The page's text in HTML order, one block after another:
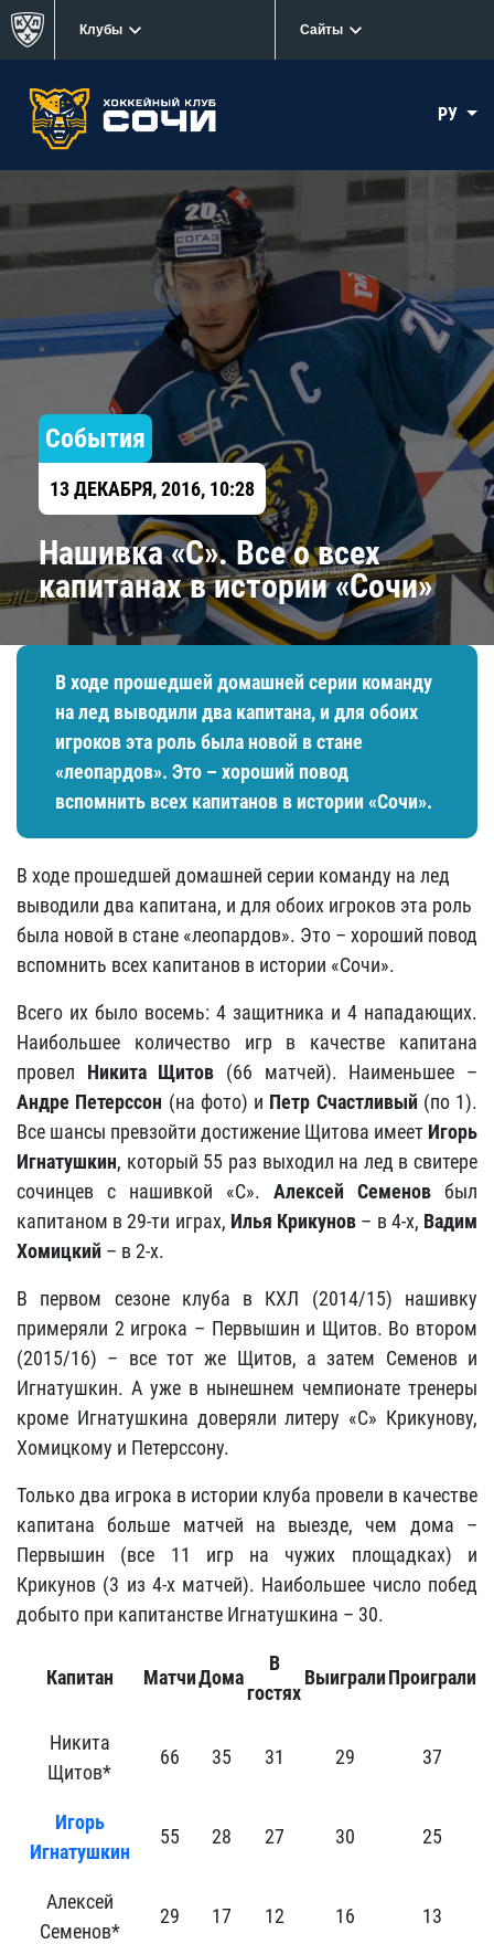
Клубы Сайты
РУ
События
13 ДЕКАБРЯ, 2016, 10:28
Нашивка «C». Все о всех
капитанах в истории «Сочи»
В ходе прошедшей домашней серии команду
на лед выводили два капитана, и для обоих
игроков эта роль была новой в стане
«леопардов». Это – хороший повод
вспомнить всех капитанов в истории «Сочи».
В ходе прошедшей домашней серии команду на лед
выводили два капитана, и для обоих игроков эта роль
была новой в стане «леопардов». Это – хороший повод
вспомнить всех капитанов в истории «Сочи».
Всего их было восемь: 4 защитника и 4 нападающих.
Наибольшее количество игр в качестве капитана
провел Никита Щитов (66 матчей). Наименьшее –
Андре Петерссон (на фото) и Петр Счастливый (по 1).
Все шансы превзойти достижение Щитова имеет Игорь
Игнатушкин, который 55 раз выходил на лед в свитере
сочинцев с нашивкой «С». Алексей Семенов был
капитаном в 29-ти играх, Илья Крикунов – в 4-х, Вадим
Хомицкий – в 2-х.
В первом сезоне клуба в КХЛ (2014/15) нашивку
примеряли 2 игрока – Первышин и Щитов. Во втором
(2015/16) – все тот же Щитов, а затем Семенов и
Игнатушкин. А уже в нынешнем чемпионате тренеры
кроме Игнатушкина доверяли литеру «С» Крикунову,
Хомицкому и Петерссону.
Только два игрока в истории клуба провели в качестве
капитана больше матчей на выезде, чем дома –
Первышин (все 11 игр на чужих площадках) и
Крикунов (3 из 4-х матчей). Наибольшее число побед
добыто при капитанстве Игнатушкина – 30.
Капитан МатчиДома
В
гостях
ВыигралиПроиграли
Никита
Щитов*
66 35 31 29 37
Игорь
Игнатушкин
55 28 27 30 25
Алексей
Семенов*
29 17 12 16 13